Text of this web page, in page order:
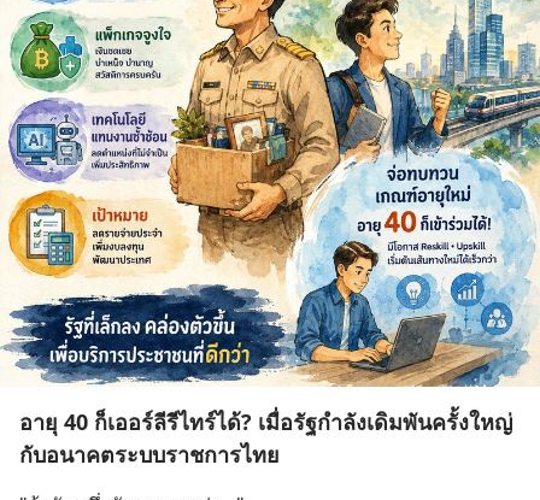
อายุ 40 ก็เออร์ลีรีไทร์ได้? เมื่อรัฐกำลังเดิมพันครั้งใหญ่
กับอนาคตระบบราชการไทย